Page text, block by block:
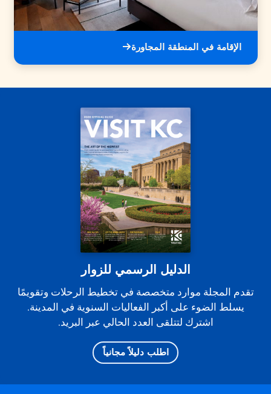
الإقامة في المنطقة المجاورة
الدليل الرسمي للزوار
تقدم المجلة موارد متخصصة في تخطيط الرحلات وتقويمًا
يسلط الضوء على أكبر الفعاليات السنوية في المدينة.
اشترك لتتلقى العدد الحالي عبر البريد.
اطلب دليلاً مجانياً